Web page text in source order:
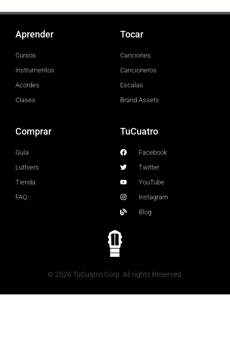
Aprender
Cursos
Instrumentos
Acordes
Clases
Tocar
Canciones
Cancioneros
Escalas
Brand Assets
Comprar
Guía
Luthiers
Tienda
FAQ
TuCuatro
Facebook
Twitter
YouTube
Instagram
Blog
© 2026 TuCuatro Corp. All rights Reserved.